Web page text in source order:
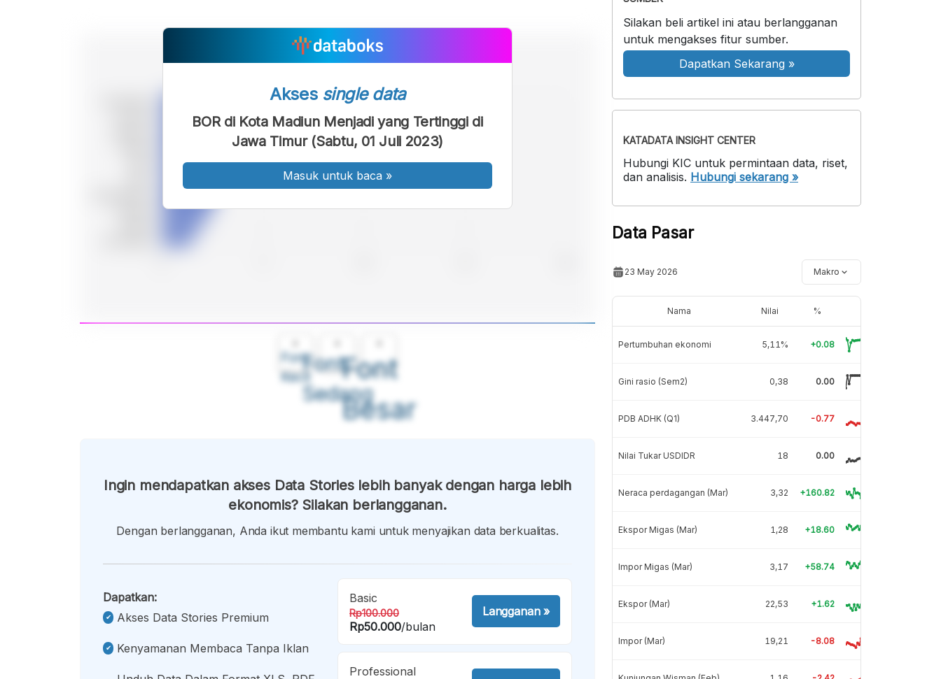
Font
Kecil
Font
Sedang
Font
Besar
Akses single data
BOR di Kota Madiun Menjadi yang Tertinggi di
Jawa Timur (Sabtu, 01 Juli 2023)
Masuk untuk baca »
Ingin mendapatkan akses Data Stories lebih banyak dengan harga lebih
ekonomis? Silakan berlangganan.
Dengan berlangganan, Anda ikut membantu kami untuk menyajikan data berkualitas.
Dapatkan:
Akses Data Stories Premium
Kenyamanan Membaca Tanpa Iklan
Basic
Rp100.000
Rp50.000/bulan
Langganan»
Professional
Silakan beli artikel ini atau berlangganan
untuk mengakses fitur sumber.
Dapatkan Sekarang »
KATADATA INSIGHT CENTER
Hubungi KIC untuk permintaan data, riset,
dan analisis. Hubungi sekarang »
Data Pasar
23 May 2026 Makro
Nama Nilai %
Pertumbuhan ekonomi 5,11% +0.08
Gini rasio (Sem2) 0,38 0.00
PDB ADHK (Q1) 3.447,70 -0.77
Nilai Tukar USDIDR 18 0.00
Neraca perdagangan (Mar) 3,32 +160.82
Ekspor Migas (Mar) 1,28 +18.60
Impor Migas (Mar) 3,17 +58.74
Ekspor (Mar) 22,53 +1.62
Impor (Mar) 19,21 -8.08